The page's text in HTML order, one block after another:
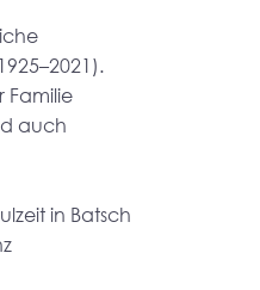
Familie
auch
in Batsch